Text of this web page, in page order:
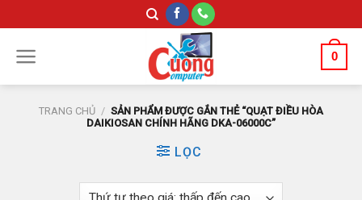
to
content
0
TRANG CHỦ / SẢN PHẨM ĐƯỢC GẮN THẺ “QUẠT ĐIỀU HÒA
DAIKIOSAN CHÍNH HÃNG DKA-06000C”
LỌC